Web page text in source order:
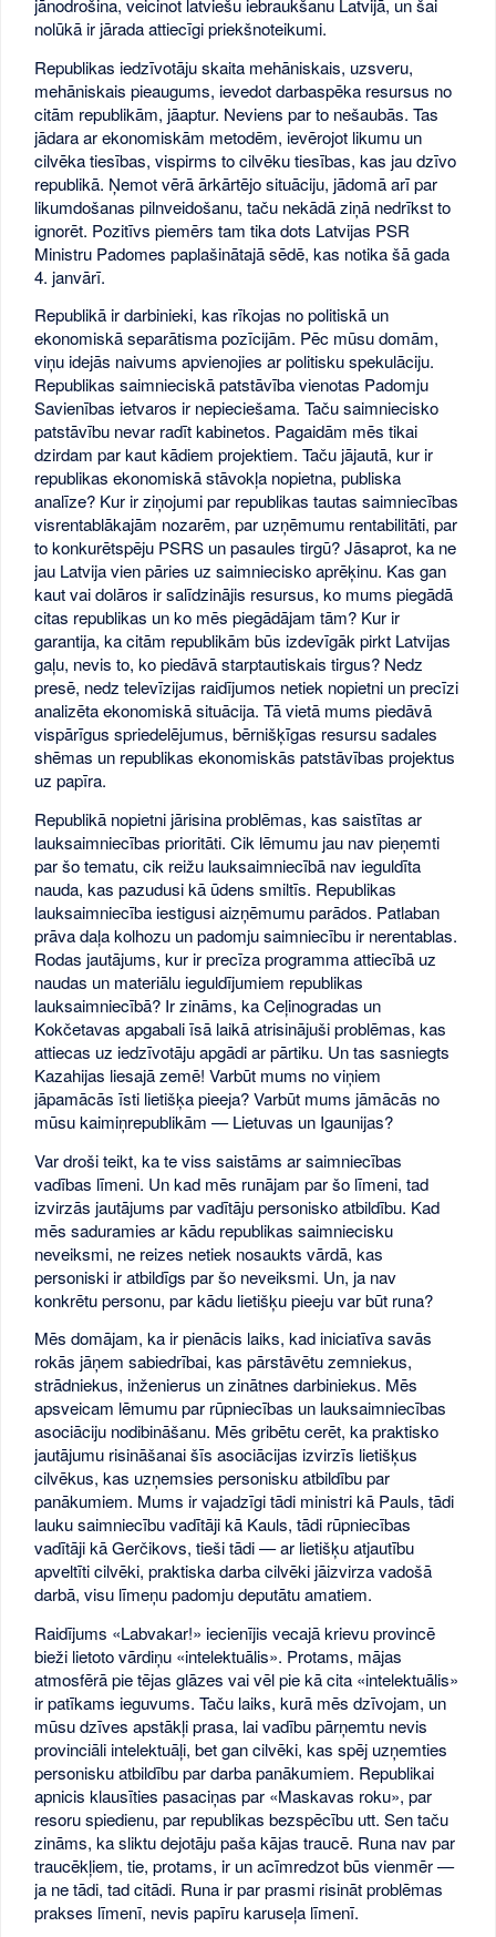
jānodrošina, veicinot latviešu iebraukšanu Latvijā, un šai
nolūkā ir jārada attiecīgi priekšnoteikumi.
Republikas iedzīvotāju skaita mehāniskais, uzsveru,
mehāniskais pieaugums, ievedot darbaspēka resursus no
citām republikām, jāaptur. Neviens par to nešaubās. Tas
jādara ar ekonomiskām metodēm, ievērojot likumu un
cilvēka tiesības, vispirms to cilvēku tiesības, kas jau dzīvo
republikā. Ņemot vērā ārkārtējo situāciju, jādomā arī par
likumdošanas pilnveidošanu, taču nekādā ziņā nedrīkst to
ignorēt. Pozitīvs piemērs tam tika dots Latvijas PSR
Ministru Padomes paplašinātajā sēdē, kas notika šā gada
4. janvārī.
Republikā ir darbinieki, kas rīkojas no politiskā un
ekonomiskā separātisma pozīcijām. Pēc mūsu domām,
viņu idejās naivums apvienojies ar politisku spekulāciju.
Republikas saimnieciskā patstāvība vienotas Padomju
Savienības ietvaros ir nepieciešama. Taču saimniecisko
patstāvību nevar radīt kabinetos. Pagaidām mēs tikai
dzirdam par kaut kādiem projektiem. Taču jājautā, kur ir
republikas ekonomiskā stāvokļa nopietna, publiska
analīze? Kur ir ziņojumi par republikas tautas saimniecības
visrentablākajām nozarēm, par uzņēmumu rentabilitāti, par
to konkurētspēju PSRS un pasaules tirgū? Jāsaprot, ka ne
jau Latvija vien pāries uz saimniecisko aprēķinu. Kas gan
kaut vai dolāros ir salīdzinājis resursus, ko mums piegādā
citas republikas un ko mēs piegādājam tām? Kur ir
garantija, ka citām republikām būs izdevīgāk pirkt Latvijas
gaļu, nevis to, ko piedāvā starptautiskais tirgus? Nedz
presē, nedz televīzijas raidījumos netiek nopietni un precīzi
analizēta ekonomiskā situācija. Tā vietā mums piedāvā
vispārīgus spriedelējumus, bērnišķīgas resursu sadales
shēmas un republikas ekonomiskās patstāvības projektus
uz papīra.
Republikā nopietni jārisina problēmas, kas saistītas ar
lauksaimniecības prioritāti. Cik lēmumu jau nav pieņemti
par šo tematu, cik reižu lauksaimniecībā nav ieguldīta
nauda, kas pazudusi kā ūdens smiltīs. Republikas
lauksaimniecība iestigusi aizņēmumu parādos. Patlaban
prāva daļa kolhozu un padomju saimniecību ir nerentablas.
Rodas jautājums, kur ir precīza programma attiecībā uz
naudas un materiālu ieguldījumiem republikas
lauksaimniecībā? Ir zināms, ka Ceļinogradas un
Kokčetavas apgabali īsā laikā atrisinājuši problēmas, kas
attiecas uz iedzīvotāju apgādi ar pārtiku. Un tas sasniegts
Kazahijas liesajā zemē! Varbūt mums no viņiem
jāpamācās īsti lietišķa pieeja? Varbūt mums jāmācās no
mūsu kaimiņrepublikām — Lietuvas un Igaunijas?
Var droši teikt, ka te viss saistāms ar saimniecības
vadības līmeni. Un kad mēs runājam par šo līmeni, tad
izvirzās jautājums par vadītāju personisko atbildību. Kad
mēs saduramies ar kādu republikas saimniecisku
neveiksmi, ne reizes netiek nosaukts vārdā, kas
personiski ir atbildīgs par šo neveiksmi. Un, ja nav
konkrētu personu, par kādu lietišķu pieeju var būt runa?
Mēs domājam, ka ir pienācis laiks, kad iniciatīva savās
rokās jāņem sabiedrībai, kas pārstāvētu zemniekus,
strādniekus, inženierus un zinātnes darbiniekus. Mēs
apsveicam lēmumu par rūpniecības un lauksaimniecības
asociāciju nodibināšanu. Mēs gribētu cerēt, ka praktisko
jautājumu risināšanai šīs asociācijas izvirzīs lietišķus
cilvēkus, kas uzņemsies personisku atbildību par
panākumiem. Mums ir vajadzīgi tādi ministri kā Pauls, tādi
lauku saimniecību vadītāji kā Kauls, tādi rūpniecības
vadītāji kā Gerčikovs, tieši tādi — ar lietišķu atjautību
apveltīti cilvēki, praktiska darba cilvēki jāizvirza vadošā
darbā, visu līmeņu padomju deputātu amatiem.
Raidījums «Labvakar!» iecienījis vecajā krievu provincē
bieži lietoto vārdiņu «intelektuālis». Protams, mājas
atmosfērā pie tējas glāzes vai vēl pie kā cita «intelektuālis»
ir patīkams ieguvums. Taču laiks, kurā mēs dzīvojam, un
mūsu dzīves apstākļi prasa, lai vadību pārņemtu nevis
provinciāli intelektuāļi, bet gan cilvēki, kas spēj uzņemties
personisku atbildību par darba panākumiem. Republikai
apnicis klausīties pasaciņas par «Maskavas roku», par
resoru spiedienu, par republikas bezspēcību utt. Sen taču
zināms, ka sliktu dejotāju paša kājas traucē. Runa nav par
traucēkļiem, tie, protams, ir un acīmredzot būs vienmēr —
ja ne tādi, tad citādi. Runa ir par prasmi risināt problēmas
prakses līmenī, nevis papīru karuseļa līmenī.